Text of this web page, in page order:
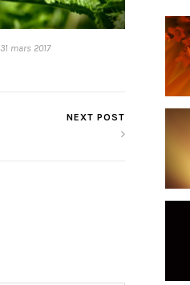
31 mars 2017
NEXT POST